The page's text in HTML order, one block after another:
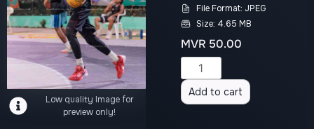
Low quality Image for
preview only!
File Format: JPEG
Size: 4.65 MB
MVR 50.00
Add to cart